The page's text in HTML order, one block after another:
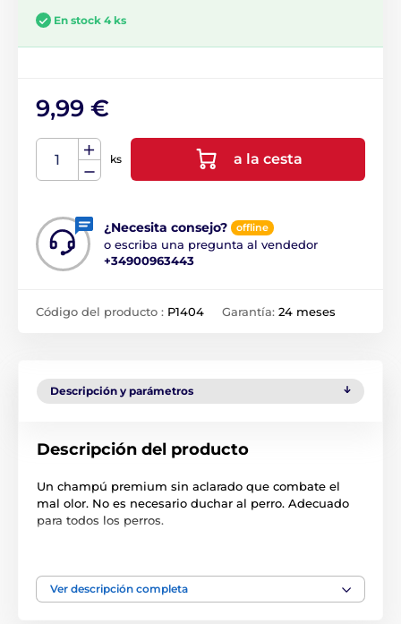
En stock 4 ks
9,99 €
ks a la cesta
¿Necesita consejo? offline
o escriba una pregunta al vendedor
+34900963443
Código del producto : P1404 Garantía: 24 meses
Descripción y parámetros
Descripción del producto
Un champú premium sin aclarado que combate el
mal olor. No es necesario duchar al perro. Adecuado
para todos los perros.
Nota:Los champús y sprays Animalogy son productos
Ver descripción completa